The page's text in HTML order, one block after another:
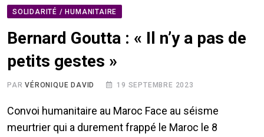
SOLIDARITÉ / HUMANITAIRE
Bernard Goutta : « Il n’y a pas de
petits gestes »
PARVÉRONIQUE DAVID 19 SEPTEMBRE 2023
Convoi humanitaire au Maroc Face au séisme
meurtrier qui a durement frappé le Maroc le 8